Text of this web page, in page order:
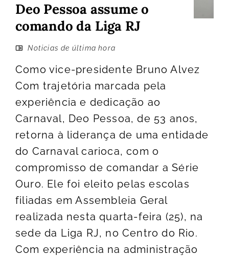
Deo Pessoa assume o
comando da Liga RJ
Noticias de última hora
Como vice-presidente Bruno Alvez
Com trajetória marcada pela
experiência e dedicação ao
Carnaval, Deo Pessoa, de 53 anos,
retorna à liderança de uma entidade
do Carnaval carioca, com o
compromisso de comandar a Série
Ouro. Ele foi eleito pelas escolas
filiadas em Assembleia Geral
realizada nesta quarta-feira (25), na
sede da Liga RJ, no Centro do Rio.
Com experiência na administração